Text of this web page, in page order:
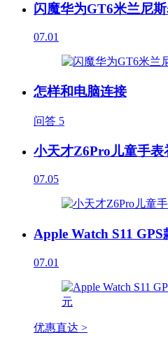
闪魔华为GT6米兰尼
07.01
怎样和电脑连接
问答 5
小天才Z6Pro儿童手表
07.05
Apple Watch S11
07.01
优惠直达 >